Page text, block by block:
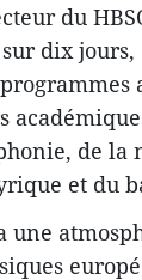
du
dix jours,
de la
et du
une